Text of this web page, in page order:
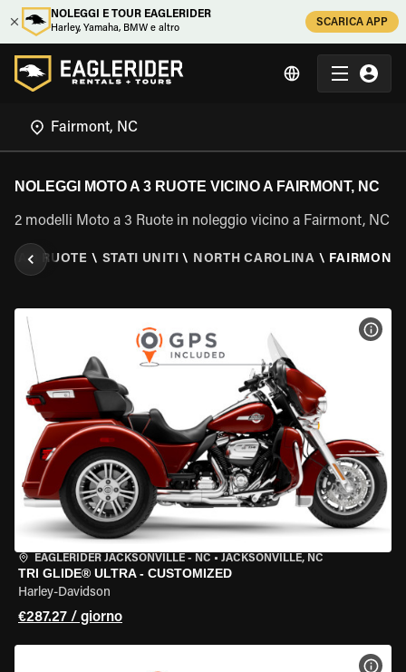
NOLEGGI E TOUR EAGLERIDER
Harley, Yamaha, BMW e altro
SCARICA APP
NOLEGGI MOTO A 3 RUOTE VICINO A FAIRMONT, NC
2 modelli Moto a 3 Ruote in noleggio vicino a Fairmont, NC
A 3 RUOTE \ STATI UNITI \ NORTH CAROLINA \ FAIRMONT,
EAGLERIDER JACKSONVILLE - NC • JACKSONVILLE, NC
TRI GLIDE® ULTRA - CUSTOMIZED
Harley-Davidson
€287.27 / giorno